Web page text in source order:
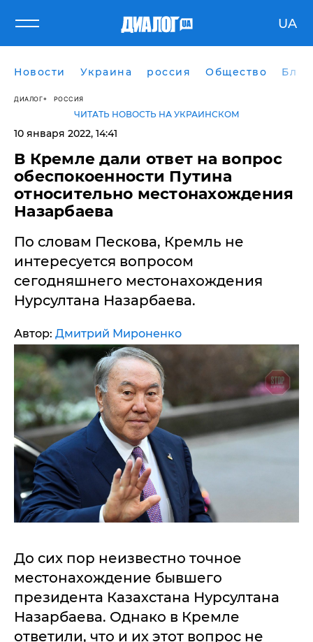
UA
Новости Украина россия Общество
ДИАЛОГ РОССИЯ
ЧИТАТЬ НОВОСТЬ НА УКРАИНСКОМ
10 января 2022, 14:41
​В Кремле дали ответ на вопрос
обеспокоенности Путина
относительно местонахождения
Назарбаева
По словам Пескова, Кремль не
интересуется вопросом
сегодняшнего местонахождения
Нурсултана Назарбаева.
Автор: Дмитрий Мироненко
До сих пор неизвестно точное
местонахождение бывшего
президента Казахстана Нурсултана
Назарбаева. Однако в Кремле
ответили, что и их этот вопрос не